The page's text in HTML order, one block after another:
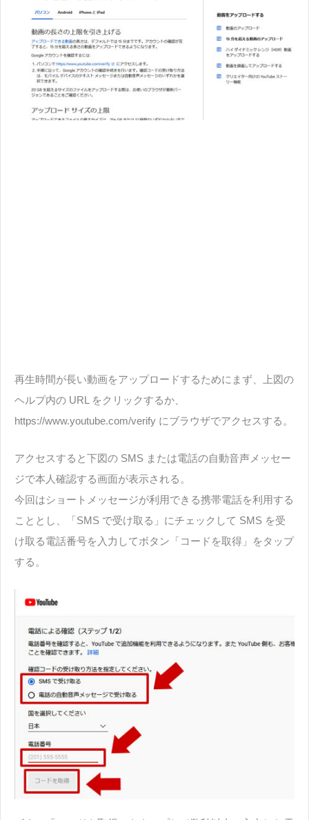
再生時間が長い動画をアップロードするためにまず、上図の
ヘルプ内の URL をクリックするか、
https://www.youtube.com/verify にブラウザでアクセスする。
アクセスすると下図の SMS または電話の自動音声メッセー
ジで本人確認する画面が表示される。
今回はショートメッセージが利用できる携帯電話を利用する
こととし、「SMS で受け取る」にチェックして SMS を受
け取る電話番号を入力してボタン「コードを取得」をタップ
する。